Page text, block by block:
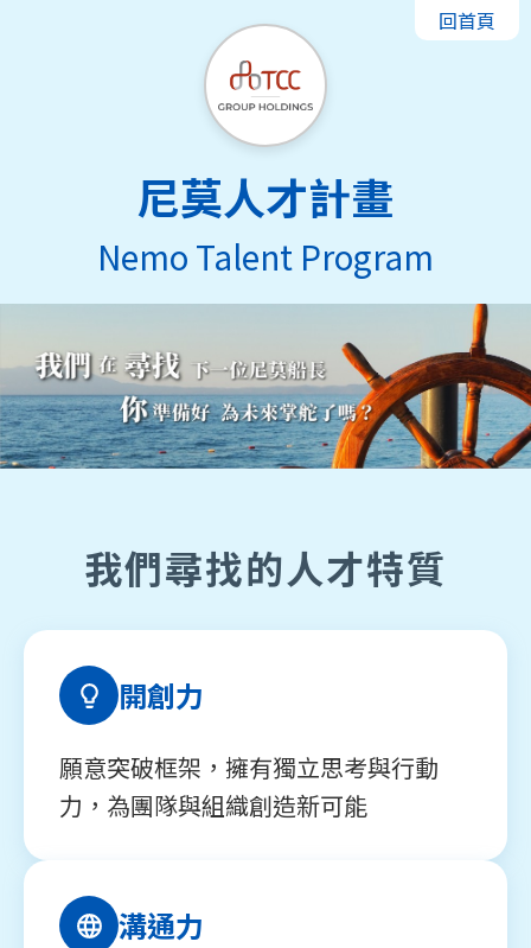
尼莫人才計畫
Nemo Talent Program
回首頁
我們尋找的人才特質
開創力
願意突破框架，擁有獨立思考與行動
力，為團隊與組織創造新可能
溝通力